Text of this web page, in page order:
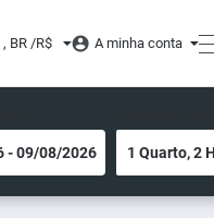
BR /R$ A minha conta